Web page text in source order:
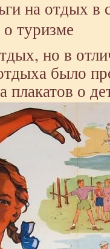
на отдых в
но в
было
плакатов о